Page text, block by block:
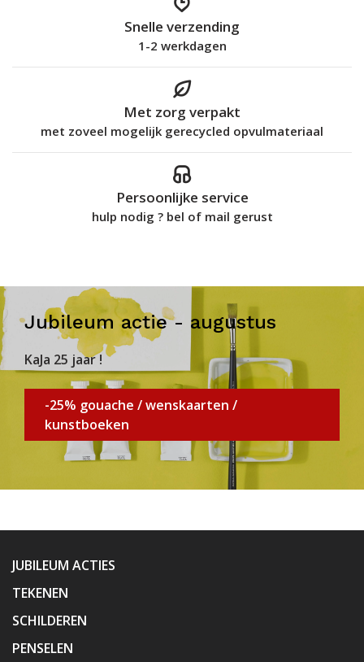
Snelle verzending
1-2 werkdagen
Met zorg verpakt
met zoveel mogelijk gerecycled opvulmateriaal
Persoonlijke service
hulp nodig ? bel of mail gerust
Jubileum actie - augustus
KaJa 25 jaar !
-25% gouache / wenskaarten /
kunstboeken
JUBILEUM ACTIES
TEKENEN
SCHILDEREN
PENSELEN